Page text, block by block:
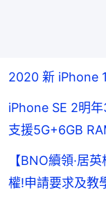
2020 新 iPhone
iPhone SE 2明
支援5G+6GB
【BNO續領·居
權!申請要求及教